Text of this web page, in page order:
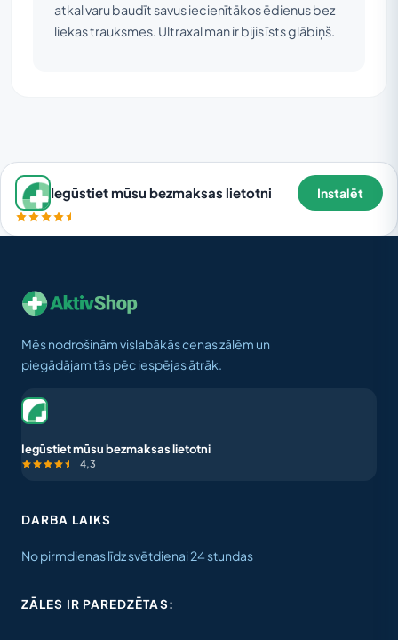
atkal varu baudīt savus iecienītākos ēdienus bez
liekas trauksmes. Ultraxal man ir bijis īsts glābiņš.
Iegūstiet mūsu bezmaksas lietotni Instalēt
Mēs nodrošinām vislabākās cenas zālēm un
piegādājam tās pēc iespējas ātrāk.
Iegūstiet mūsu bezmaksas lietotni
4,3
DARBA LAIKS
No pirmdienas līdz svētdienai 24 stundas
ZĀLES IR PAREDZĒTAS: